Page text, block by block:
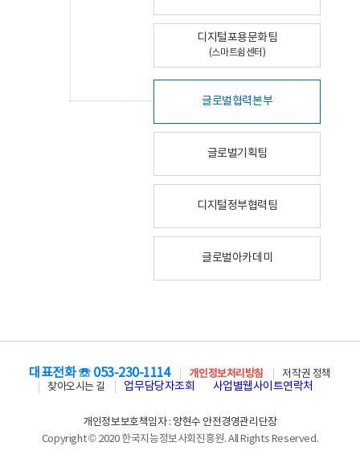
디지털포용문화팀
(스마트쉼센터)
글로벌협력본부
글로벌기획팀
디지털정부협력팀
글로벌아카데미
대표전화 ☏ 053-230-1114 개인정보처리방침
저작권 정책
찾아오시는 길
업무담당자조회 사업별웹사이트연락처
개인정보보호책임자 : 양현수 안전경영관리단장
Copyright © 2020 한국지능정보사회진흥원. All Rights Reserved.